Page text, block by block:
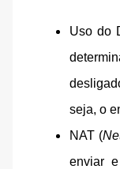
Uso do
seja, o
NAT (
enviar